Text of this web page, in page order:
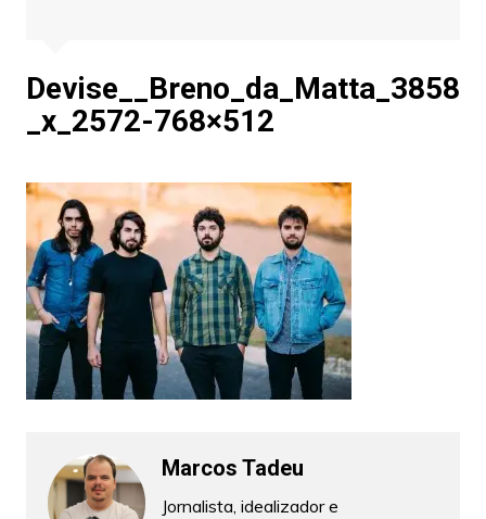
Devise__Breno_da_Matta_3858
_x_2572-768×512
Marcos Tadeu
Jornalista, idealizador e